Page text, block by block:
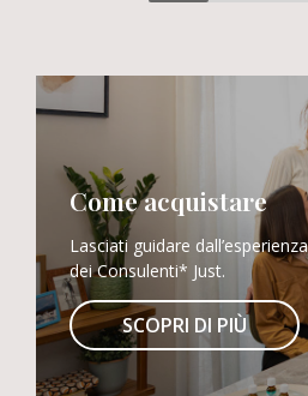
Come acquistare
Lasciati guidare dall’esperienza
dei Consulenti* Just.
SCOPRI DI PIÙ